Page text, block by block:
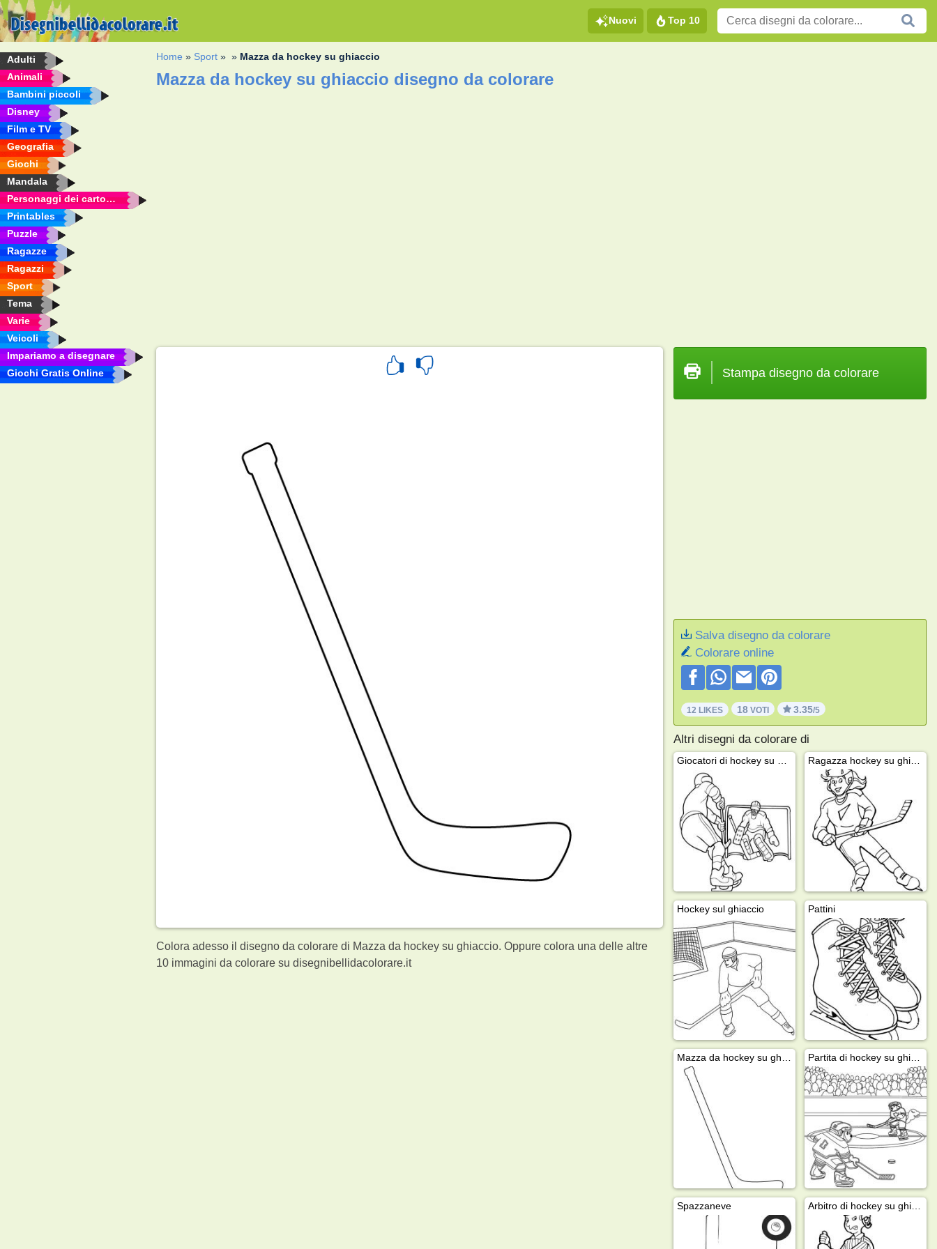
Nuovi Top 10
Adulti
Animali
Bambini piccoli
Disney
Film e TV
Geografia
Giochi
Mandala
Personaggi dei cartoni animati
Printables
Puzzle
Ragazze
Ragazzi
Sport
Tema
Varie
Veicoli
Impariamo a disegnare
Giochi Gratis Online
Home » Sport » » Mazza da hockey su ghiaccio
Mazza da hockey su ghiaccio disegno da colorare
Colora adesso il disegno da colorare di Mazza da hockey su ghiaccio. Oppure colora una delle altre
10 immagini da colorare su disegnibellidacolorare.it
Stampa disegno da colorare
Salva disegno da colorare
Colorare online
12 LIKES 18VOTI 3.35/5
Altri disegni da colorare di
Ragazza hockey su ghiaccio
Hockey sul ghiaccio Pattini
Partita di hockey su ghiaccio
Spazzaneve Arbitro di hockey su ghiaccio